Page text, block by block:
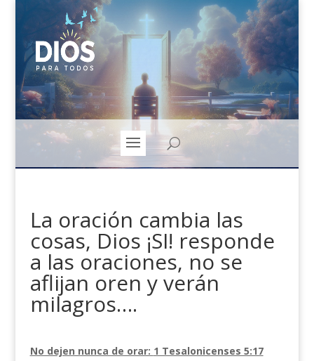
La oración cambia las
cosas, Dios ¡SI! responde
a las oraciones, no se
aflijan oren y verán
milagros….
No dejen nunca de orar: 1 Tesalonicenses 5:17